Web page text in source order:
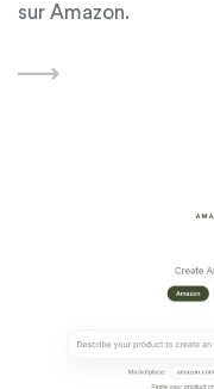
sur Amazon.